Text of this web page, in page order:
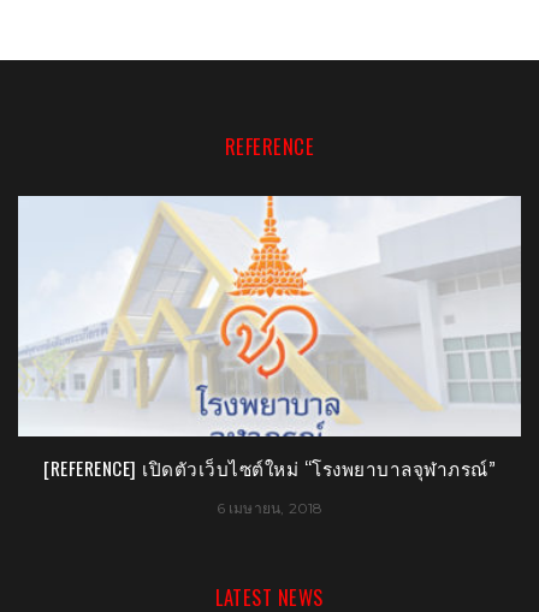
REFERENCE
บไซต์ใหม่ “โรงพยาบาลจุฬาภรณ์” [PR] “FINAL QUEST” เก
LATEST NEWS